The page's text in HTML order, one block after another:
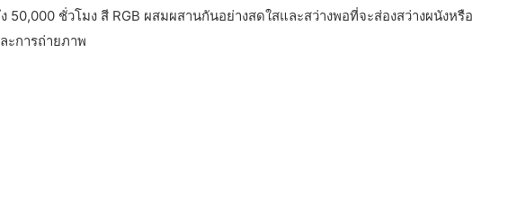
ชั่วโมง สี RGB ผสมผสานกันอย่างสดใสและสว่างพอที่จะส่องสว่างผนังหรือ
ะการถ่ายภาพ